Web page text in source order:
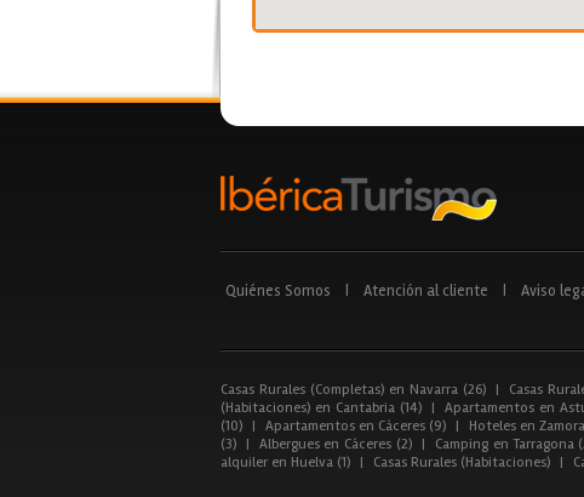
Quiénes Somos Atención al cliente Aviso
Casas Rurales (Completas) en Navarra (26) | Casas
(Habitaciones) en Cantabria (14)
| Apartamentos en
(10)
| Apartamentos en Cáceres (9) | Hoteles en
(3)
| Albergues en Cáceres (2) | Camping en Tarragona
alquiler en Huelva (1)
| Casas Rurales (Habitaciones) |